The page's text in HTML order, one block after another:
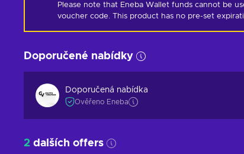
Please note that Eneba Wallet funds cannot be
voucher code. This product has no pre-set
Doporučené nabídky
Doporučená nabídka
Ověřeno Eneba
2 dalších offers